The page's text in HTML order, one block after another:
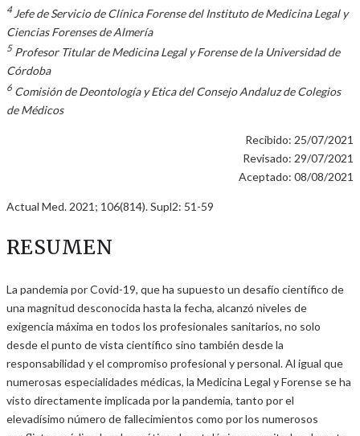
4 Jefe de Servicio de Clínica Forense del Instituto de Medicina Legal y
Ciencias Forenses de Almería
5 Profesor Titular de Medicina Legal y Forense de la Universidad de
Córdoba
6 Comisión de Deontología y Etica del Consejo Andaluz de Colegios
de Médicos
Recibido: 25/07/2021
Revisado: 29/07/2021
Aceptado: 08/08/2021
Actual Med. 2021; 106(814). Supl2: 51-59
RESUMEN
La pandemia por Covid-19, que ha supuesto un desafío científico de
una magnitud desconocida hasta la fecha, alcanzó niveles de
exigencia máxima en todos los profesionales sanitarios, no solo
desde el punto de vista científico sino también desde la
responsabilidad y el compromiso profesional y personal. Al igual que
numerosas especialidades médicas, la Medicina Legal y Forense se ha
visto directamente implicada por la pandemia, tanto por el
elevadísimo número de fallecimientos como por los numerosos